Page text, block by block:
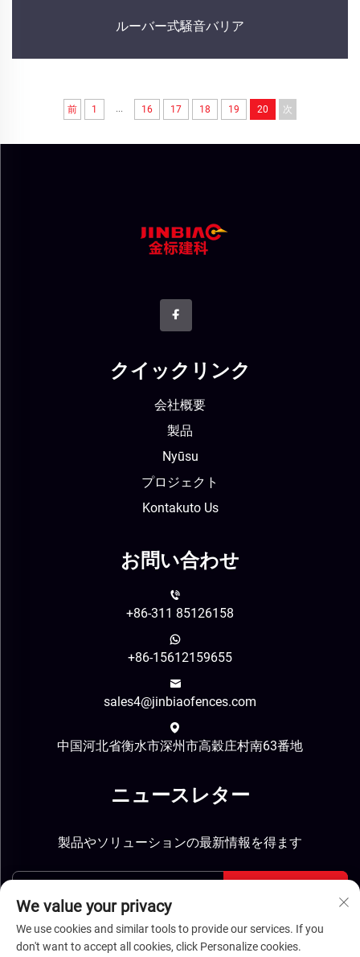
ルーバー式騒音バリア
前 1 ... 16 17 18 19 20 次
クイックリンク
会社概要
製品
Nyūsu
プロジェクト
Kontakuto Us
お問い合わせ
+86-311 85126158
+86-15612159655
sales4@jinbiaofences.com
中国河北省衡水市深州市高穀庄村南63番地
ニュースレター
製品やソリューションの最新情報を得ます
We value your privacy
We use cookies and similar tools to provide our services. If you
don't want to accept all cookies, click Personalize cookies.